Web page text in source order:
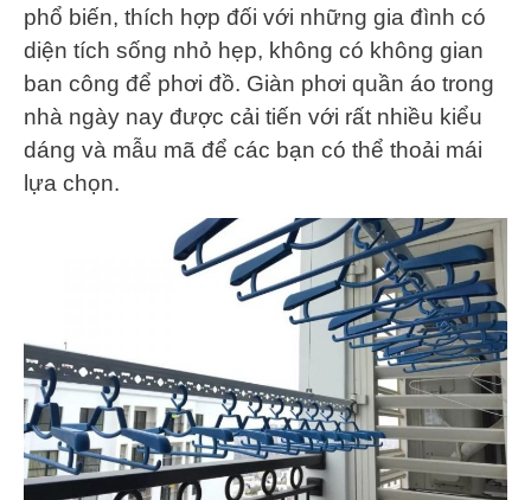
phổ biến, thích hợp đối với những gia đình có
diện tích sống nhỏ hẹp, không có không gian
ban công để phơi đồ. Giàn phơi quần áo trong
nhà ngày nay được cải tiến với rất nhiều kiểu
dáng và mẫu mã để các bạn có thể thoải mái
lựa chọn.